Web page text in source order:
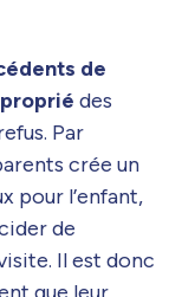
de
des
Par
crée un
pour l’enfant,
de
Il est donc